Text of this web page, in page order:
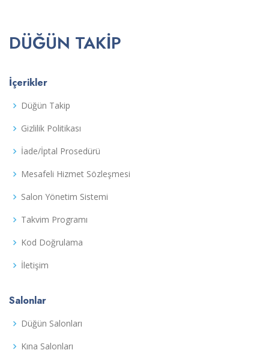
DÜĞÜN TAKIP
İçerikler
Düğün Takip
Gizlilik Politikası
İade/İptal Prosedürü
Mesafeli Hizmet Sözleşmesi
Salon Yönetim Sistemi
Takvim Programı
Kod Doğrulama
İletişim
Salonlar
Düğün Salonları
Kına Salonları